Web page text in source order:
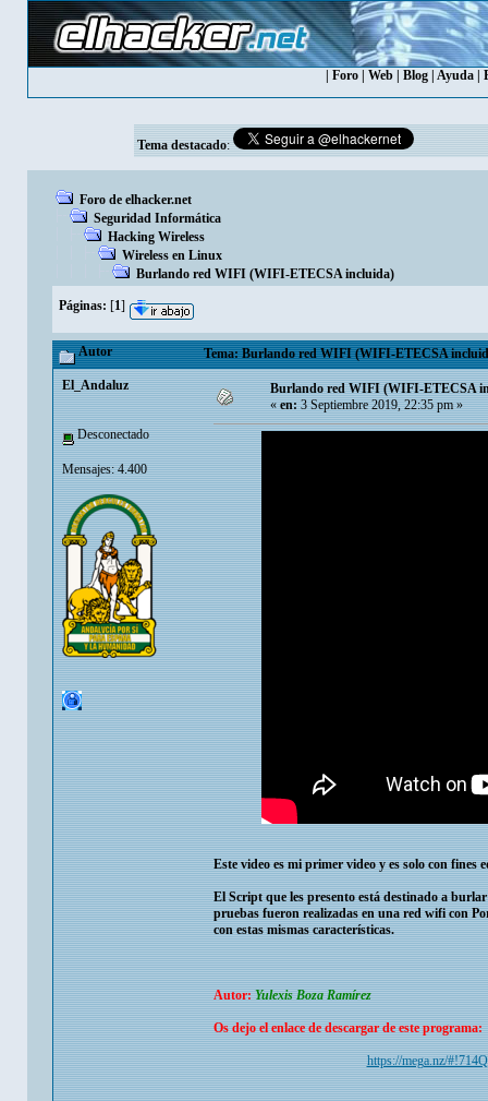
Foro| Web| Blog| Ayuda|
Tema destacado:
Foro de elhacker.net
Seguridad Informática
Hacking Wireless
Wireless en Linux
Burlando red WIFI (WIFI-ETECSA incluida)
Páginas: [1]
Autor Tema: Burlando red WIFI (WIFI-ETECSA
El_Andaluz
Desconectado
Mensajes: 4.400
Burlando red WIFI (WIFI-ETECSA
«en:3 Septiembre 2019, 22:35 pm »
Este video es mi primer video y es solo con fines
El Script que les presento está destinado a
pruebas fueron realizadas en una red wifi con
con estas mismas características.
Autor: Yulexis Boza Ramírez
Os dejo el enlace de descargar de este programa:
https://mega.nz/